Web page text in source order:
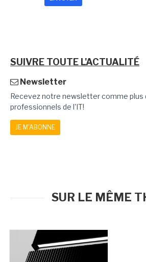
SUIVRE TOUTE L'ACTUALITÉ
Newsletter
Recevez notre newsletter comme
professionnels de l'IT!
JE M'ABONNE
SUR LE MÊME